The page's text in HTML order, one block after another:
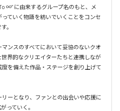
∞” に由来するグループ名のもと、メ
ていく物語を紡いでいくことをコンセ
。
ンスのすべてにおいて妥協のないクオ
界的なクリエイターたちと連携しなが
を備えた作品・ステージを創り上げて
ーとなり、ファンとの出会いや応援に
っていく。